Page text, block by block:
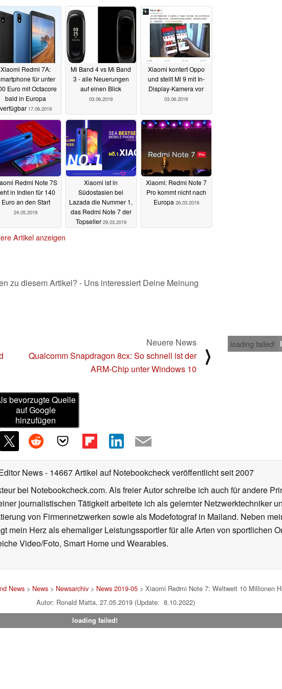
Xiaomi Redmi 7A:
für unter
Euro mit Octacore
bald in Europa
verfügbar 17.06.2019
Mi Band 4 vs Mi Band
3 - alle Neuerungen
auf einen Blick
03.06.2019
Xiaomi kontert Oppo
und stellt Mi 9 mit In-
Display-Kamera vor
03.06.2019
Redmi Note 7S
in Indien für 140
Euro an den Start
24.05.2019
Xiaomi ist in
Südostasien bei
Lazada die Nummer 1,
das Redmi Note 7 der
Topseller 29.03.2019
Xiaomi: Redmi Note 7
Pro kommt nicht nach
Europa 26.03.2019
Artikel anzeigen
zu diesem Artikel? - Uns interessiert Deine Meinung
loading failed!
Neuere News
Qualcomm Snapdragon 8cx: So schnell ist der
ARM-Chip unter Windows 10
⟩
bevorzugte Quelle
auf Google
hinzufügen
News- 14667 Artikel auf Notebookcheck veröffentlichtseit 2007
bei Notebookcheck.com. Als freier Autor schreibe ich auch für andere
journalistischen Tätigkeit arbeitete ich als gelernter Netzwerktechniker
von Firmennetzwerken sowie als Modefotograf in Mailand. Neben
mein Herz als ehemaliger Leistungssportler für alle Arten von sportlichen
Video/Foto, Smart Home und Wearables.
News > News > Newsarchiv > News 2019-05 > Xiaomi Redmi Note 7: Weltweit 10 Millionen
Autor: Ronald Matta, 27.05.2019 (Update: 8.10.2022)
loading failed!